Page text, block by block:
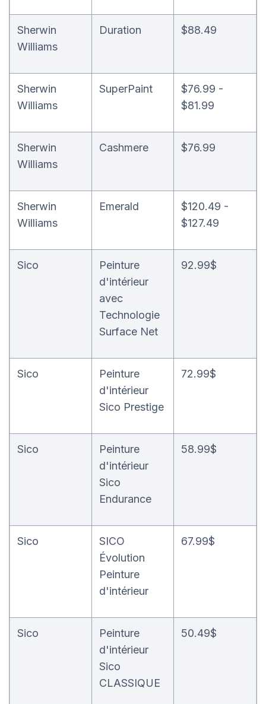
Sherwin
Williams
Duration $88.49
Sherwin
Williams
SuperPaint
$76.99 -
$81.99
Sherwin
Williams
Cashmere $76.99
Sherwin
Williams
Emerald
$120.49 -
$127.49
Sico
Peinture
d'intérieur
avec
Technologie
Surface Net
92.99$
Sico
Peinture
d'intérieur
Sico Prestige
72.99$
Sico
Peinture
d'intérieur
Sico
Endurance
58.99$
Sico
SICO
Évolution
Peinture
d'intérieur
67.99$
Sico
Peinture
d'intérieur
Sico
CLASSIQUE
50.49$